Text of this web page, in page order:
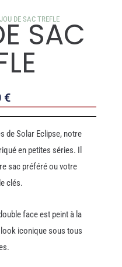
DE SAC TREFLE
SAC
€
de Solar Eclipse, notre
en petites séries. Il
sac préféré ou votre
clés.
face est peint à la
iconique sous tous